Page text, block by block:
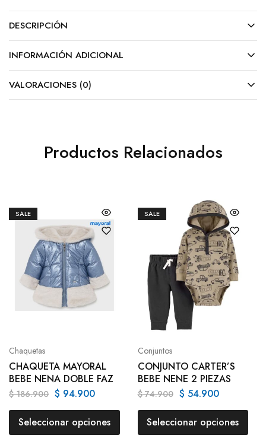
DESCRIPCIÓN
INFORMACIÓN ADICIONAL
VALORACIONES (0)
Productos Relacionados
SALE
Chaquetas
CHAQUETA MAYORAL
BEBE NENA DOBLE FAZ
$186.900 $ 94.900
Seleccionar opciones
SALE
Conjuntos
CONJUNTO CARTER’S
BEBE NENE 2 PIEZAS
$74.900 $ 54.900
Seleccionar opciones